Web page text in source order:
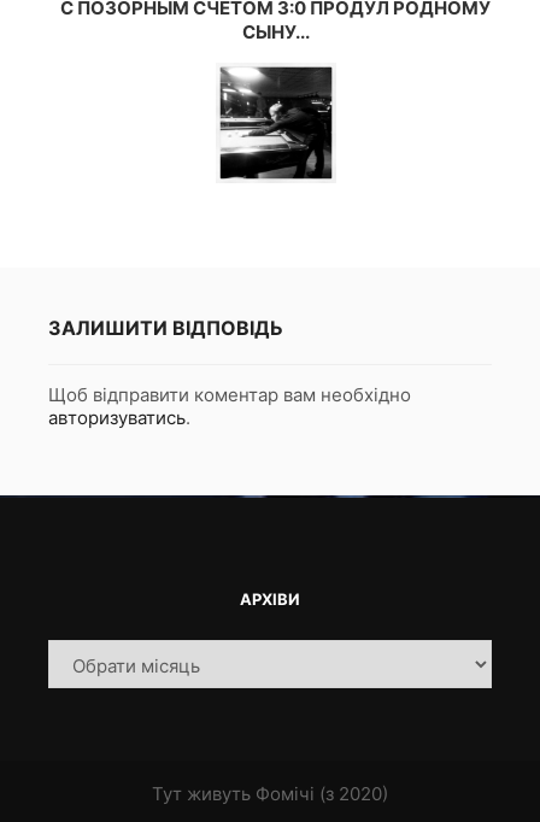
С ПОЗОРНЫМ СЧЕТОМ 3:0 ПРОДУЛ РОДНОМУ
СЫНУ...
ЗАЛИШИТИ ВІДПОВІДЬ
Щоб відправити коментар вам необхідно
авторизуватись.
АРХІВИ
Архіви
Тут живуть Фомічі (з 2020)